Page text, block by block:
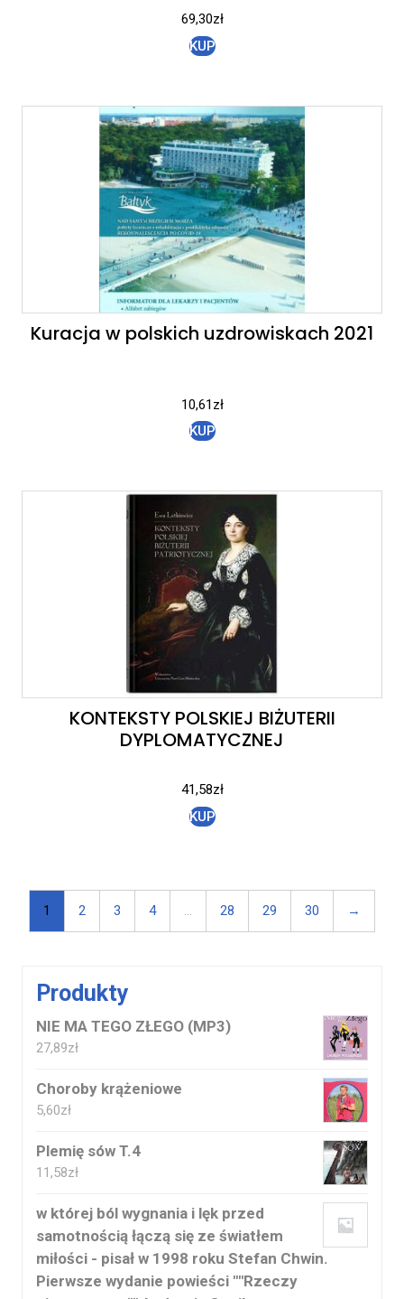
69,30zł
KUP
Kuracja w polskich uzdrowiskach 2021
10,61zł
KUP
KONTEKSTY POLSKIEJ BIŻUTERII
DYPLOMATYCZNEJ
41,58zł
KUP
1 2 3 4 … 28 29 30 →
Produkty
NIE MA TEGO ZŁEGO (MP3)
27,89zł
Choroby krążeniowe
5,60zł
Plemię sów T.4
11,58zł
w której ból wygnania i lęk przed
samotnością łączą się ze światłem
miłości - pisał w 1998 roku Stefan Chwin.
Pierwsze wydanie powieści ""Rzeczy